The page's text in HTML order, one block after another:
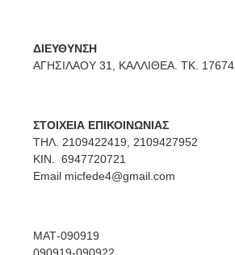
ΔΙΕΥΘΥΝΣΗ
ΑΓΗΣΙΛΑΟΥ 31, ΚΑΛΛΙΘΕΑ. ΤΚ. 17674
ΣΤΟΙΧΕΙΑ ΕΠΙΚΟΙΝΩΝΙΑΣ
ΤΗΛ. 2109422419, 2109427952
ΚΙΝ. 6947720721
Email micfede4@gmail.com
ΜΑΤ-090919